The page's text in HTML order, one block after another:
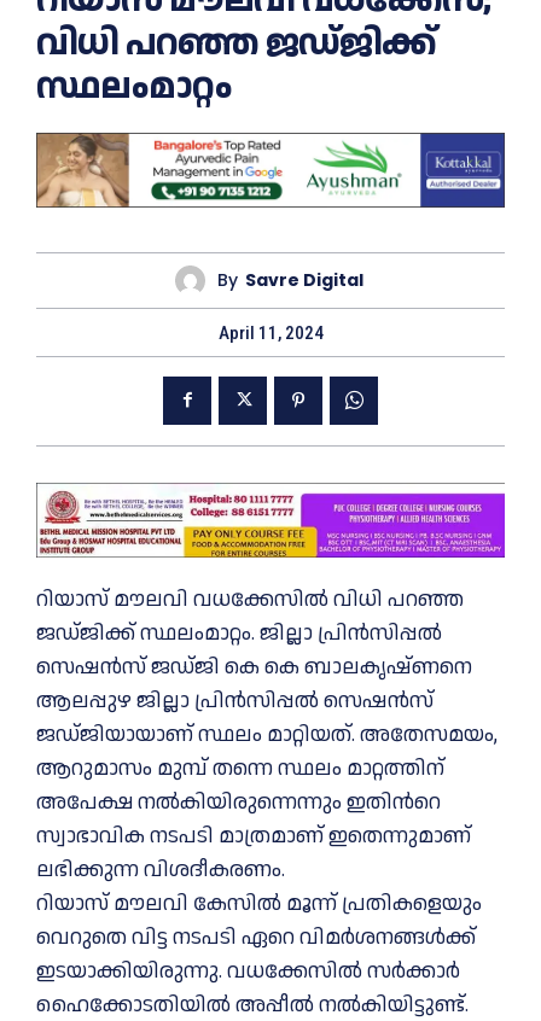
വിധി പറഞ്ഞ ജഡ്ജിക്ക്
സ്ഥലംമാറ്റം
By Savre Digital
April 11, 2024
റിയാസ് മൗലവി വധക്കേസില്‍ വിധി പറഞ്ഞ
ജഡ്ജിക്ക് സ്ഥലംമാറ്റം. ജില്ലാ പ്രിൻസിപ്പല്‍
സെഷൻസ് ജഡ്ജി കെ കെ ബാലകൃഷ്ണനെ
ആലപ്പുഴ ജില്ലാ പ്രിൻസിപ്പല്‍ സെഷൻസ്
ജഡ്ജിയായാണ് സ്ഥലം മാറ്റിയത്. അതേസമയം,
ആറുമാസം മുമ്പ് തന്നെ സ്ഥലം മാറ്റത്തിന്
അപേക്ഷ നല്‍കിയിരുന്നെന്നും ഇതിന്‍റെ
സ്വാഭാവിക നടപടി മാത്രമാണ് ഇതെന്നുമാണ്
ലഭിക്കുന്ന വിശദീകരണം.
റിയാസ് മൗലവി കേസില്‍ മൂന്ന് പ്രതികളെയും
വെറുതെ വിട്ട നടപടി ഏറെ വിമര്‍ശനങ്ങള്‍ക്ക്
ഇടയാക്കിയിരുന്നു. വധക്കേസില്‍ സർക്കാർ
ഹൈക്കോടതിയില്‍ അപ്പീല്‍ നല്‍കിയിട്ടുണ്ട്.